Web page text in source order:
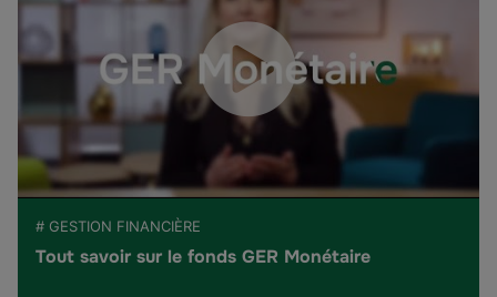
# GESTION FINANCIÈRE
Tout savoir sur le fonds GER Monétaire